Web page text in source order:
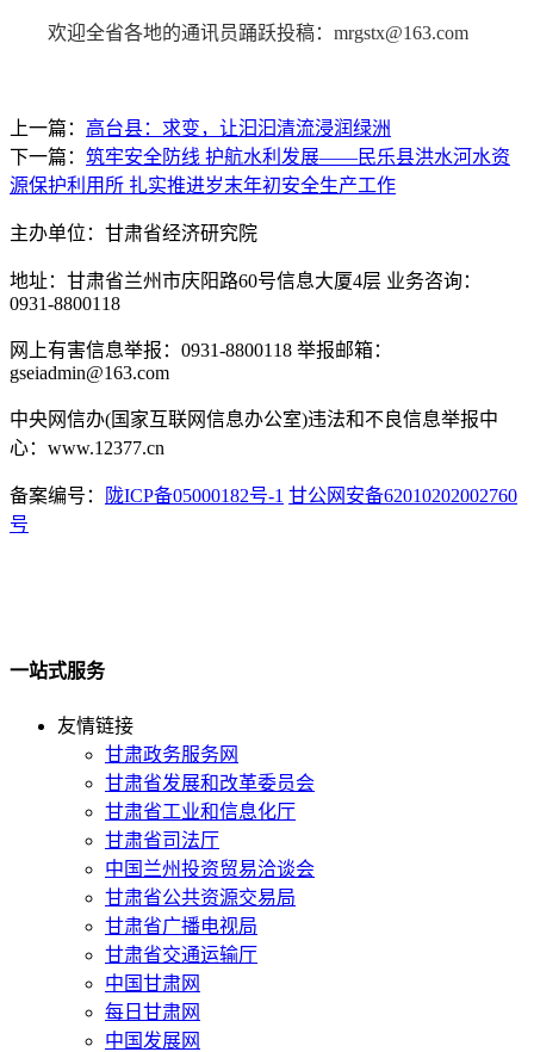
欢迎全省各地的通讯员踊跃投稿：mrgstx@163.com
上一篇： 高台县：求变，让汩汩清流浸润绿洲​
下一篇： 筑牢安全防线 护航水利发展——民乐县洪水河水资
源保护利用所 扎实推进岁末年初安全生产工作
主办单位：甘肃省经济研究院
地址：甘肃省兰州市庆阳路60号信息大厦4层 业务咨询：
0931-8800118
网上有害信息举报：0931-8800118 举报邮箱：
gseiadmin@163.com
中央网信办(国家互联网信息办公室)违法和不良信息举报中
心：www.12377.cn
备案编号： 陇ICP备05000182号-1 甘公网安备62010202002760
号
一站式服务
友情链接
甘肃政务服务网
甘肃省发展和改革委员会
甘肃省工业和信息化厅
甘肃省司法厅
中国兰州投资贸易洽谈会
甘肃省公共资源交易局
甘肃省广播电视局
甘肃省交通运输厅
中国甘肃网
每日甘肃网
中国发展网